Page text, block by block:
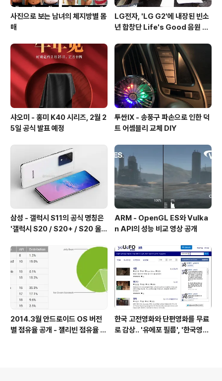
사진으로 보는 남녀의 체지방별 몸
매
LG전자, 'LG G2'에 내장된 빈소
년 합창단 Life's Good 음원 공
샤오미 - 홍미 K40 시리즈, 2월 2
5일 공식 발표 예정
투싼IX - 송풍구 파손으로 인한 덕
트 어셈블리 교체 DIY
삼성 - 갤럭시 S11의 공식 명칭은
'갤럭시 S20 / S20+ / S20 울트
ARM - OpenGL ES와 Vulka
n API의 성능 비교 영상 공개
2014.3월 안드로이드 OS 버전
별 점유율 공개 - 젤리빈 점유율 6
한국 고전영화와 단편영화를 무료
로 감상.. '유에포 필름', '한국영상